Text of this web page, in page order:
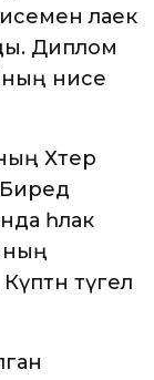
лаек
Диплом
әнисе
Хәтер
һәлак
түгел